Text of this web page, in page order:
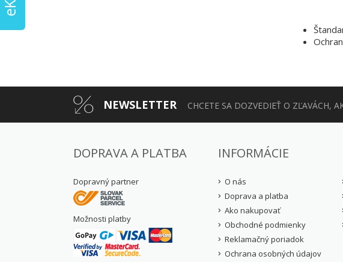
NEWSLETTER CHCETE SA DOZVEDIEŤ O ZĽAVÁCH,
DOPRAVA A PLATBA
Dopravný partner
Možnosti platby
INFORMÁCIE
O nás
Doprava a platba
Ako nakupovať
Obchodné podmienky
Reklamačný poriadok
Ochrana osobných údajov